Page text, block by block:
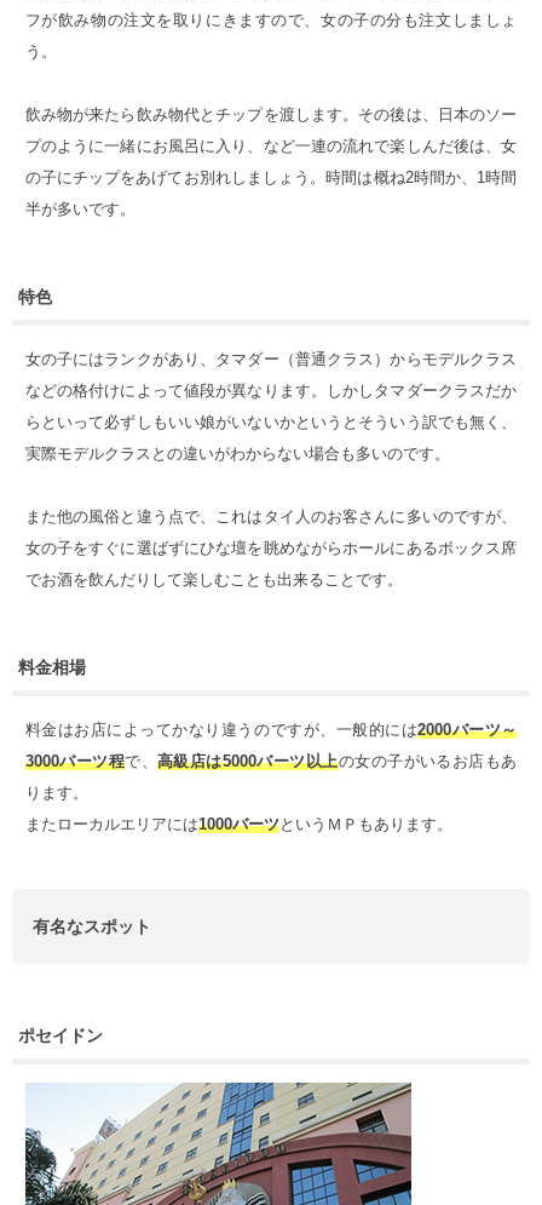
フが飲み物の注文を取りにきますので、女の子の分も注文しましょ
う。
飲み物が来たら飲み物代とチップを渡します。その後は、日本のソー
プのように一緒にお風呂に入り、など一連の流れで楽しんだ後は、女
の子にチップをあげてお別れしましょう。時間は概ね2時間か、1時間
半が多いです。
特色
女の子にはランクがあり、タマダー（普通クラス）からモデルクラス
などの格付けによって値段が異なります。しかしタマダークラスだか
らといって必ずしもいい娘がいないかというとそういう訳でも無く、
実際モデルクラスとの違いがわからない場合も多いのです。
また他の風俗と違う点で、これはタイ人のお客さんに多いのですが、
女の子をすぐに選ばずにひな壇を眺めながらホールにあるボックス席
でお酒を飲んだりして楽しむことも出来ることです。
料金相場
料金はお店によってかなり違うのですが、一般的には2000バーツ～
3000バーツ程で、 高級店は5000バーツ以上の女の子がいるお店もあ
ります。
またローカルエリアには1000バーツというＭＰもあります。
有名なスポット
ポセイドン